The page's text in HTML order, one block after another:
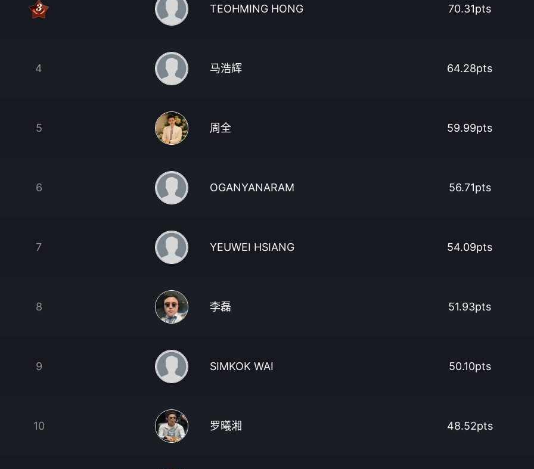
TEOHMING HONG 70.31pts
4 马浩辉 64.28pts
5 周全 59.99pts
6 OGANYANARAM 56.71pts
7 YEUWEI HSIANG 54.09pts
8 李磊 51.93pts
9 SIMKOK WAI 50.10pts
10 罗曦湘 48.52pts